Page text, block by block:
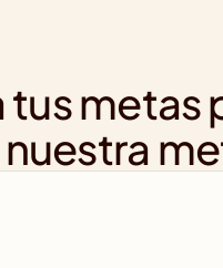
tus metas
nuestra